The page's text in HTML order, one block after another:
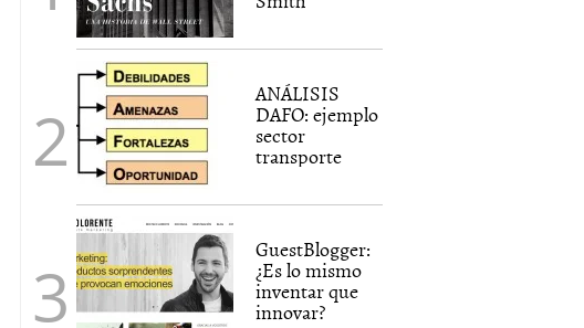
ANÁLISIS
DAFO: ejemplo
sector
transporte
GuestBlogger:
¿Es lo mismo
inventar que
innovar?